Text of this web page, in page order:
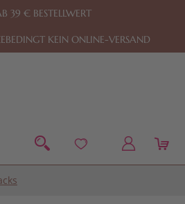
Zum Footer springen
39 € BESTELLWERT
KEIN ONLINE-VERSAND